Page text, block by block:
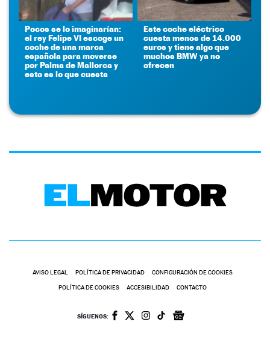
Pocos se lo imaginarían:
el rey Felipe VI escoge un
coche de una marca
española para moverse
por Palma de Mallorca y
esto es lo que cuesta
Este coche eléctrico
cuesta menos de 14.000
euros y tiene algo que
muchos BMW ya no
ofrecen
AVISO LEGAL POLÍTICA DE PRIVACIDAD CONFIGURACIÓN DE COOKIES
POLÍTICA DE COOKIES ACCESIBILIDAD CONTACTO
SÍGUENOS: